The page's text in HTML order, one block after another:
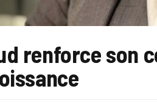
renforce son